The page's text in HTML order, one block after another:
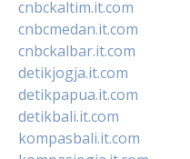
cnbckaltim.it.com
cnbcmedan.it.com
cnbckalbar.it.com
detikjogja.it.com
detikpapua.it.com
detikbali.it.com
kompasbali.it.com